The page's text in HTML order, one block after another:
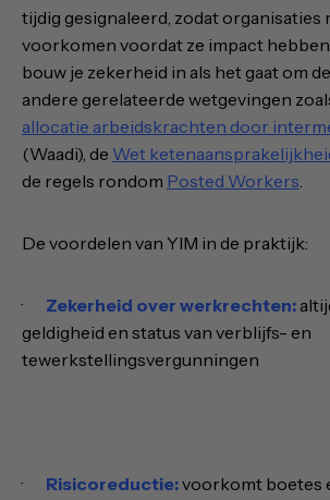
tijdig gesignaleerd, zodat organisaties
voorkomen voordat ze impact
bouw je zekerheid in als het gaat om
andere gerelateerde wetgevingen
allocatie arbeidskrachten door
(Waadi), de Wet
de regels rondom Posted Workers
De voordelen van YIM in de praktijk:
· Zekerheid over werkrechten:
geldigheid en status van verblijfs- en
tewerkstellingsvergunningen
· Risicoreductie:voorkomt boetes